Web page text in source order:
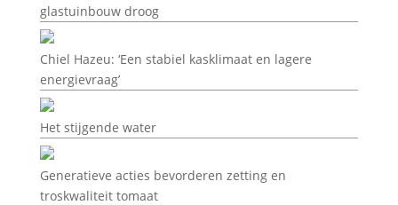
glastuinbouw droog
Chiel Hazeu: ‘Een stabiel kasklimaat en lagere
energievraag’
Het stijgende water
Generatieve acties bevorderen zetting en
troskwaliteit tomaat